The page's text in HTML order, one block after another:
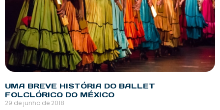
UMA BREVE HISTÓRIA DO BALLET
FOLCLÓRICO DO MÉXICO
29 de junho de 2018